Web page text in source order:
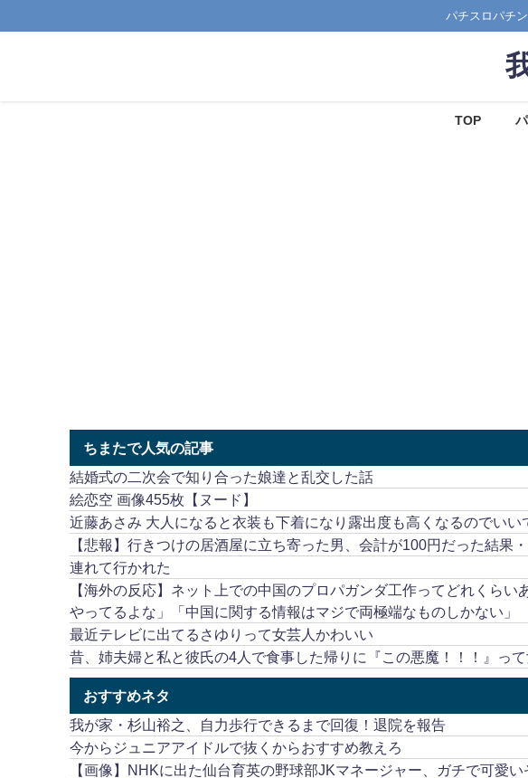
パチスロパチ
TOP
ちまたで人気の記事
結婚式の二次会で知り合った娘達と乱交した話
絵恋空 画像455枚【ヌード】
近藤あさみ 大人になると衣装も下着になり露出度も高くなるのでいい
【悲報】行きつけの居酒屋に立ち寄った男、会計が100円だった結果・
連れて行かれた
【海外の反応】ネット上での中国のプロパガンダ工作ってどれくら
やってるよな」「中国に関する情報はマジで両極端なものしかない」
最近テレビに出てるさゆりって女芸人かわいい
昔、姉夫婦と私と彼氏の4人で食事した帰りに『この悪魔！！！』っ
おすすめネタ
我が家・杉山裕之、自力歩行できるまで回復！退院を報告
今からジュニアアイドルで抜くからおすすめ教えろ
【画像】NHKに出た仙台育英の野球部JKマネージャー、ガチで可愛い